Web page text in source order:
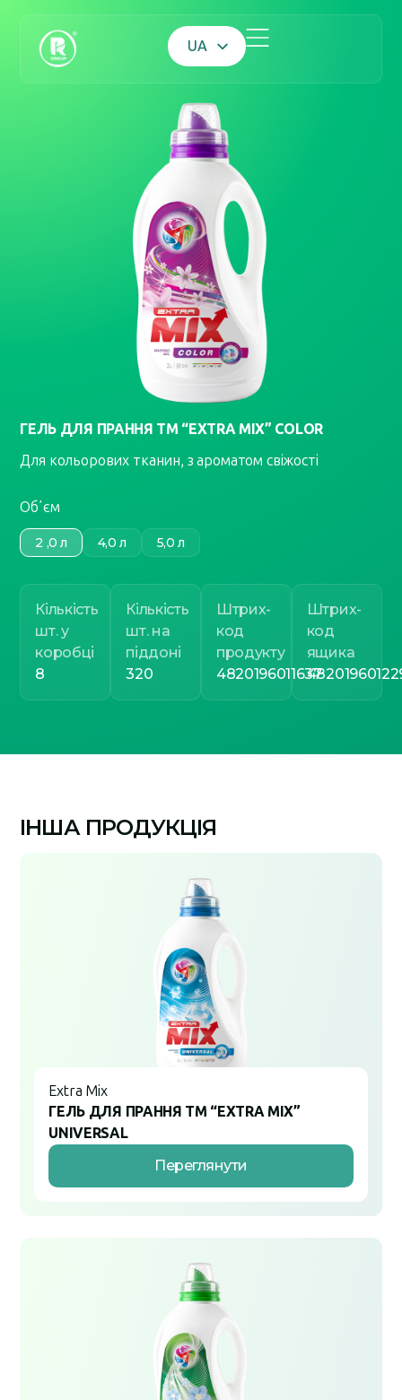
UA
ГЕЛЬ ДЛЯ ПРАННЯ ТМ “EXTRA MIX” COLOR
Для кольорових тканин, з ароматом свіжості
Обʼєм
2 ,0 л 4,0 л 5,0 л
Кількість
шт. у
коробці
8
Кількість
шт. на
піддоні
320
Штрих-
код
продукту
4820196011637
Штрих-
код
ящика
ІНША ПРОДУКЦІЯ
Extra Mix
ГЕЛЬ ДЛЯ ПРАННЯ ТМ “EXTRA MIX”
UNIVERSAL
Переглянути